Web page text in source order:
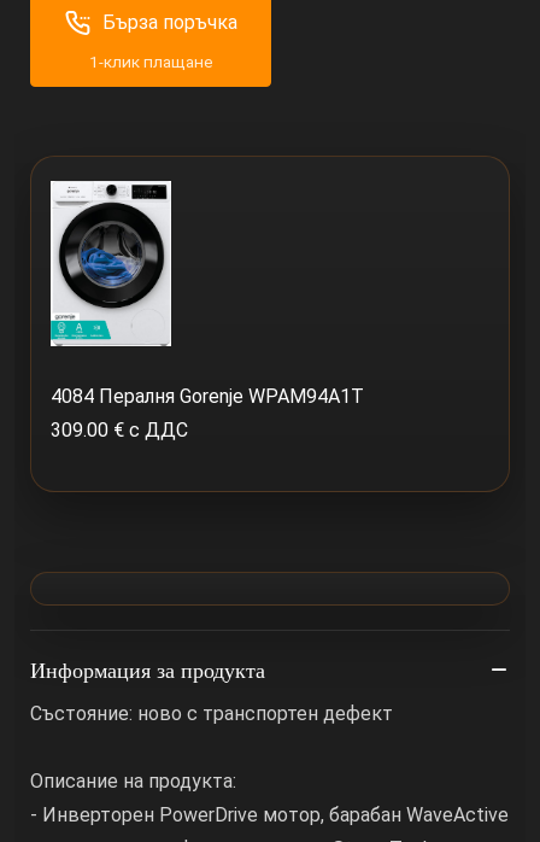
Бърза поръчка
1-клик плащане
4084 Пералня Gorenje WPAM94A1T
309.00 € с ДДС
Информация за продукта
Състояние: ново с транспортен дефект
Описание на продукта:
- Инверторен PowerDrive мотор, барабан WaveActive